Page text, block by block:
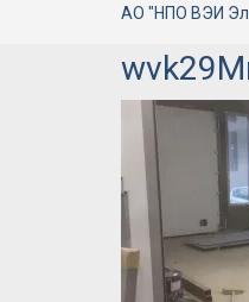
АО "НПО ВЭИ